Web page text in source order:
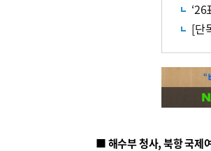
[단
■ 해수부 청사, 북항 국제